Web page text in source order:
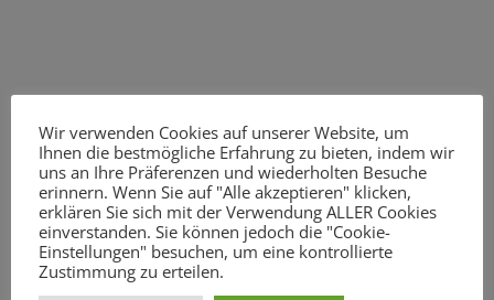
Studierendenwohnheim
Margaretha-Rothe-Haus: Eine
Wir verwenden Cookies auf unserer Website, um
Ihnen die bestmögliche Erfahrung zu bieten, indem wir
uns an Ihre Präferenzen und wiederholten Besuche
erinnern. Wenn Sie auf "Alle akzeptieren" klicken,
erklären Sie sich mit der Verwendung ALLER Cookies
einverstanden. Sie können jedoch die "Cookie-
Einstellungen" besuchen, um eine kontrollierte
Zustimmung zu erteilen.